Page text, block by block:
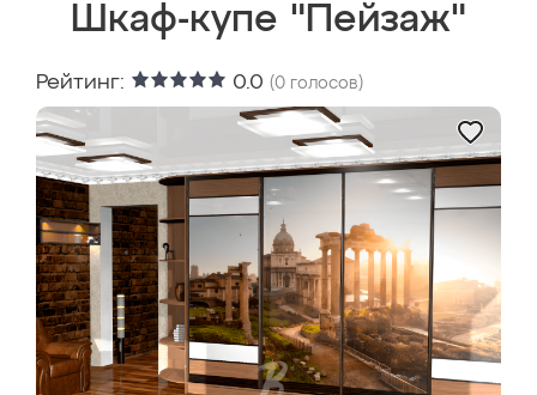
Шкаф-купе "Пейзаж"
Рейтинг: 0.0 (0 голосов)